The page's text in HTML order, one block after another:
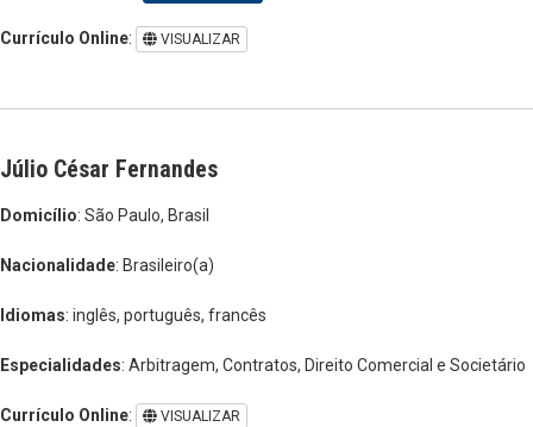
Currículo Online: VISUALIZAR
Júlio César Fernandes
Domicílio: São Paulo, Brasil
Nacionalidade: Brasileiro(a)
Idiomas: inglês, português, francês
Especialidades: Arbitragem, Contratos, Direito Comercial e Societário
Currículo Online: VISUALIZAR